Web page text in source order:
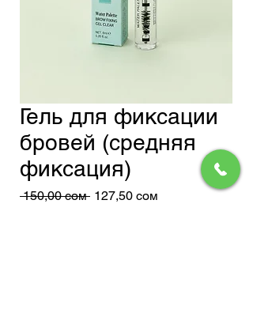
Гель для фиксации
бровей (средняя
фиксация)
150,00 сом Обычная
127,50 сом Спеццена